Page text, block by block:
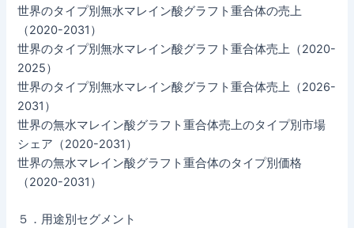
世界のタイプ別無水マレイン酸グラフト重合体の売上
（2020-2031）
世界のタイプ別無水マレイン酸グラフト重合体売上（2020-
2025）
世界のタイプ別無水マレイン酸グラフト重合体売上（2026-
2031）
世界の無水マレイン酸グラフト重合体売上のタイプ別市場
シェア（2020-2031）
世界の無水マレイン酸グラフト重合体のタイプ別価格
（2020-2031）
５．用途別セグメント